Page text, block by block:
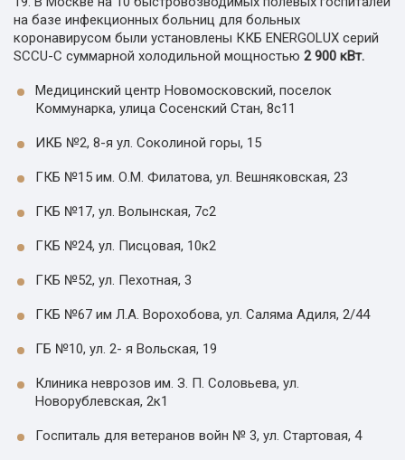
на базе инфекционных больниц для больных
коронавирусом были установлены ККБ ENERGOLUX серий
SCCU-С суммарной холодильной мощностью 2 900 кВт.
Медицинский центр Новомосковский, поселок
Коммунарка, улица Сосенский Стан, 8с11
ИКБ №2, 8-я ул. Соколиной горы, 15
ГКБ №15 им. О.М. Филатова, ул. Вешняковская, 23
ГКБ №17, ул. Волынская, 7с2
ГКБ №24, ул. Писцовая, 10к2
ГКБ №52, ул. Пехотная, 3
ГКБ №67 им Л.А. Ворохобова, ул. Саляма Адиля, 2/44
ГБ №10, ул. 2- я Вольская, 19
Клиника неврозов им. З. П. Соловьева, ул.
Новорублевская, 2к1
Госпиталь для ветеранов войн № 3, ул. Стартовая, 4